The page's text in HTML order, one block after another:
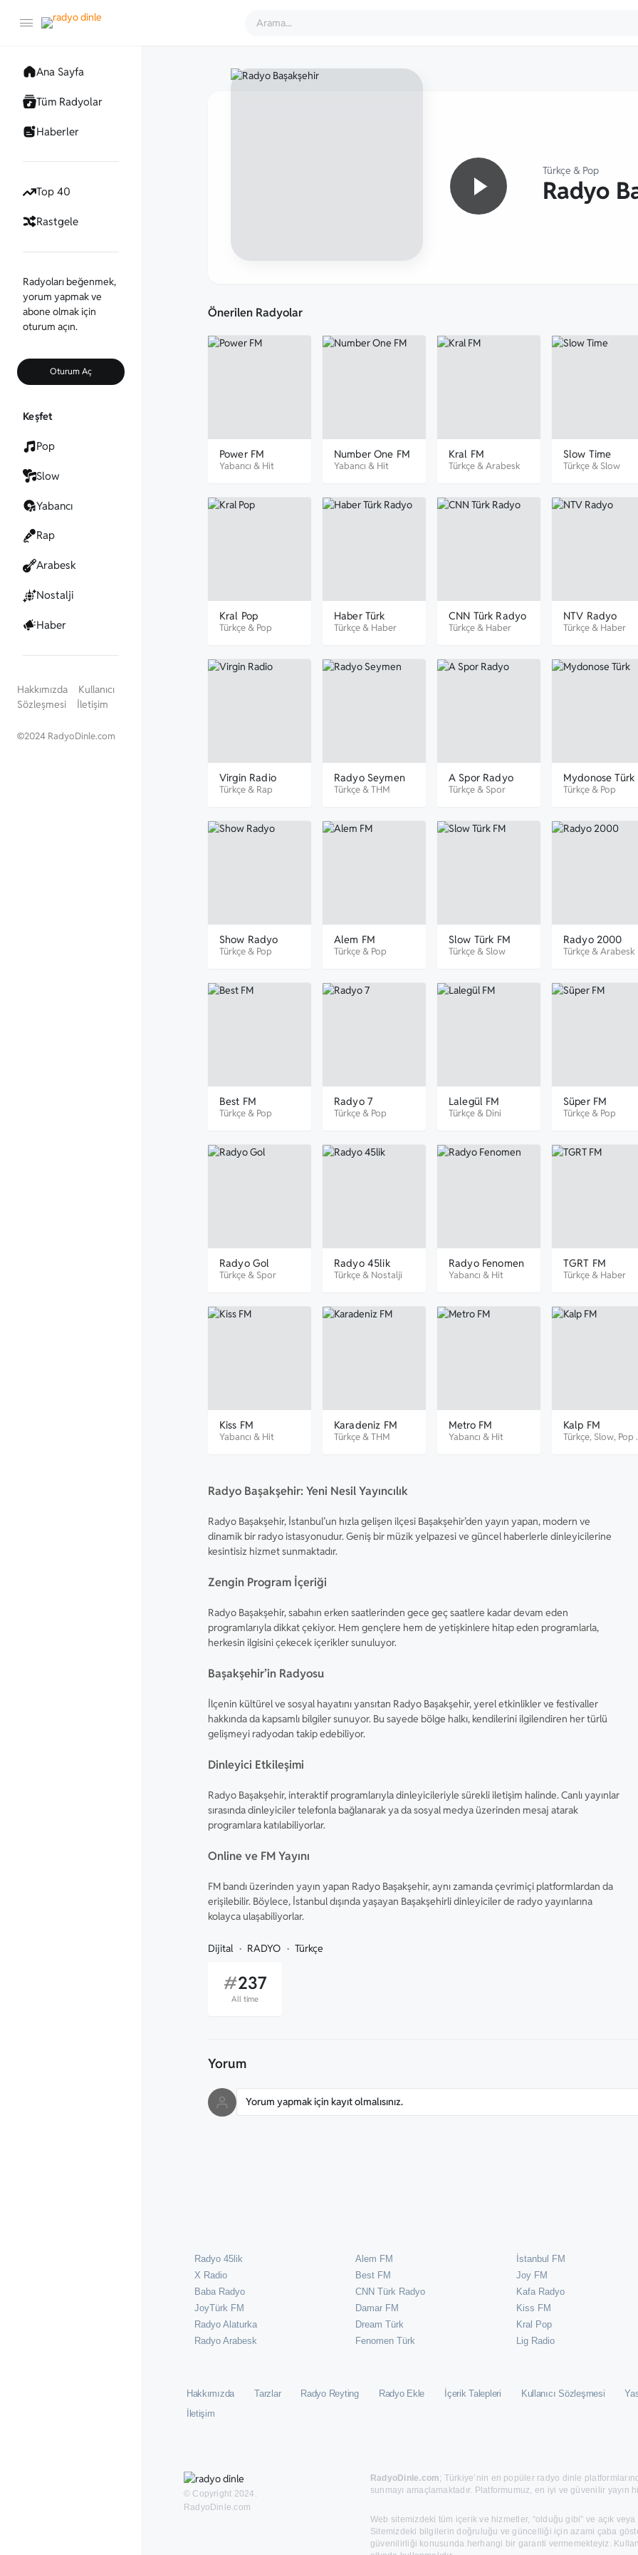
Ana Sayfa
Tüm Radyolar
Haberler
Top 40
Rastgele
Radyoları beğenmek,
yorum yapmak ve
abone olmak için
oturum açın.
Oturum Aç
Keşfet
Pop
Slow
Yabancı
Rap
Arabesk
Nostalji
Haber
Hakkımızda
Kullanıcı
Sözleşmesi
İletişim
©2024 RadyoDinle.com
Türkçe & Pop
Radyo
Önerilen Radyolar
Power FM
Yabancı & Hit
Number One FM
Yabancı & Hit
Kral FM
Türkçe&Arabesk
Slow Time
Türkçe& Slow
Kral Pop
Türkçe& Pop
Haber Türk
Radyo
Türkçe& Haber
CNN Türk Radyo
Türkçe& Haber
NTV Radyo
Türkçe& Haber
Virgin Radio
Türkçe& Rap
Radyo Seymen
Türkçe&THM
A Spor Radyo
Türkçe& Spor
Mydonose Türk
Türkçe& Pop
Show Radyo
Türkçe& Pop
Alem FM
Türkçe& Pop
Slow Türk FM
Türkçe& Slow
Radyo 2000
Türkçe&Arabesk
Best FM
Türkçe& Pop
Radyo 7
Türkçe& Pop
Lalegül FM
Türkçe& Dini
Süper FM
Türkçe& Pop
Radyo Gol
Türkçe& Spor
Radyo 45lik
Türkçe& Nostalji
Radyo Fenomen
Yabancı & Hit
TGRT FM
Türkçe& Haber
Kiss FM
Yabancı & Hit
Karadeniz FM
Türkçe&THM
Metro FM
Yabancı & Hit
Kalp FM
Türkçe, Slow, Pop
Radyo Başakşehir: Yeni Nesil Yayıncılık
Radyo Başakşehir, İstanbul’un hızla gelişen ilçesi Başakşehir’den yayın yapan, modern ve
dinamik bir radyo istasyonudur. Geniş bir müzik yelpazesi ve güncel haberlerle dinleyicilerine
kesintisiz hizmet sunmaktadır.
Zengin Program İçeriği
Radyo Başakşehir, sabahın erken saatlerinden gece geç saatlere kadar devam eden
programlarıyla dikkat çekiyor. Hem gençlere hem de yetişkinlere hitap eden programlarla,
herkesin ilgisini çekecek içerikler sunuluyor.
Başakşehir’in Radyosu
İlçenin kültürel ve sosyal hayatını yansıtan Radyo Başakşehir, yerel etkinlikler ve festivaller
hakkında da kapsamlı bilgiler sunuyor. Bu sayede bölge halkı, kendilerini ilgilendiren her türlü
gelişmeyi radyodan takip edebiliyor.
Dinleyici Etkileşimi
Radyo Başakşehir, interaktif programlarıyla dinleyicileriyle sürekli iletişim halinde. Canlı yayınlar
sırasında dinleyiciler telefonla bağlanarak ya da sosyal medya üzerinden mesaj atarak
programlara katılabiliyorlar.
Online ve FM Yayını
FM bandı üzerinden yayın yapan Radyo Başakşehir, aynı zamanda çevrimiçi platformlardan da
erişilebilir. Böylece, İstanbul dışında yaşayan Başakşehirli dinleyiciler de radyo yayınlarına
kolayca ulaşabiliyorlar.
Dijital RADYO Türkçe
#237
All time
Yorum
Yorum yapmak için kayıt olmalısınız.
Radyo 45lik
X Radio
Baba Radyo
JoyTürk FM
Radyo Alaturka
Radyo Arabesk
Alem FM
Best FM
CNN Türk Radyo
Damar FM
Dream Türk
Fenomen Türk
İstanbul FM
Joy FM
Kafa Radyo
Kiss FM
Kral Pop
⁠Lig Radio
Hakkımızda Tarzlar Radyo Reyting Radyo Ekle İçerik Talepleri Kullanıcı Sözleşmesi
İletişim
© Copyright 2024.
RadyoDinle.com
RadyoDinle.com; Türkiye’nin en popüler radyo dinle
sunmayı amaçlamaktadır. Platformumuz, en iyi ve güvenilir
Web sitemizdeki tüm içerik ve hizmetler, “olduğu gibi” ve açık
Sitemizdeki bilgilerin doğruluğu ve güncelliği için azami çaba
güvenilirliği konusunda herhangi bir garanti vermemekteyiz.